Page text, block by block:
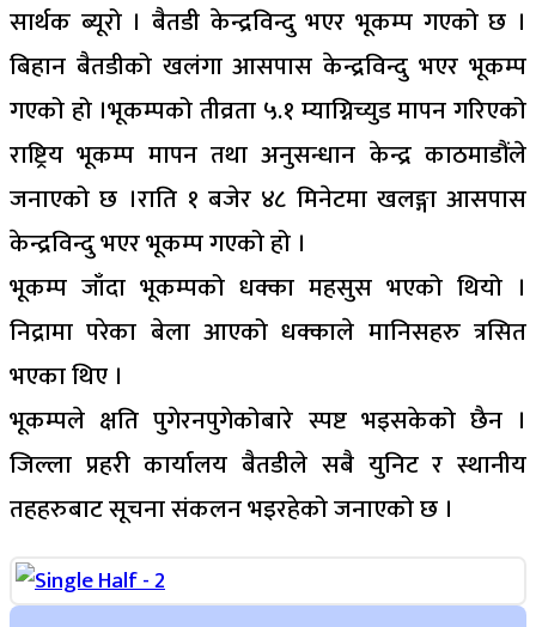
सार्थक ब्यूरो । बैतडी केन्द्रविन्दु भएर भूकम्प गएको छ ।
बिहान बैतडीको खलंगा आसपास केन्द्रविन्दु भएर भूकम्प
गएको हो ।भूकम्पको तीव्रता ५.१ म्याग्निच्युड मापन गरिएको
राष्ट्रिय भूकम्प मापन तथा अनुसन्धान केन्द्र काठमाडौंले
जनाएको छ ।राति १ बजेर ४८ मिनेटमा खलङ्गा आसपास
केन्द्रविन्दु भएर भूकम्प गएको हो ।
भूकम्प जाँदा भूकम्पको धक्का महसुस भएको थियो ।
निद्रामा परेका बेला आएको धक्काले मानिसहरु त्रसित
भएका थिए ।
भूकम्पले क्षति पुगेरनपुगेकोबारे स्पष्ट भइसकेको छैन ।
जिल्ला प्रहरी कार्यालय बैतडीले सबै युनिट र स्थानीय
तहहरुबाट सूचना संकलन भइरहेको जनाएको छ ।